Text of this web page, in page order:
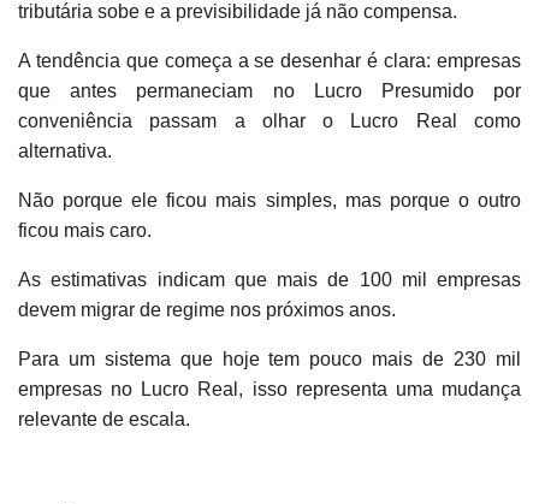
tributária sobe e a previsibilidade já não compensa.
A tendência que começa a se desenhar é clara: empresas
que antes permaneciam no Lucro Presumido por
conveniência passam a olhar o Lucro Real como
alternativa.
Não porque ele ficou mais simples, mas porque o outro
ficou mais caro.
As estimativas indicam que mais de 100 mil empresas
devem migrar de regime nos próximos anos.
Para um sistema que hoje tem pouco mais de 230 mil
empresas no Lucro Real, isso representa uma mudança
relevante de escala.